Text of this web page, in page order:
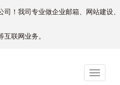
！我司专业做企业邮箱、网站建设、
互联网业务。
Toggle